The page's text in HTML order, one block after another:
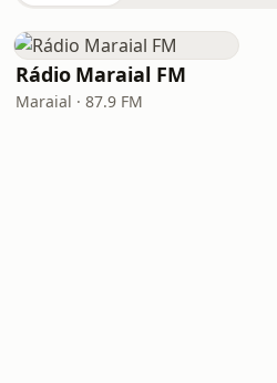
Rádio Maraial FM
Maraial · 87.9 FM